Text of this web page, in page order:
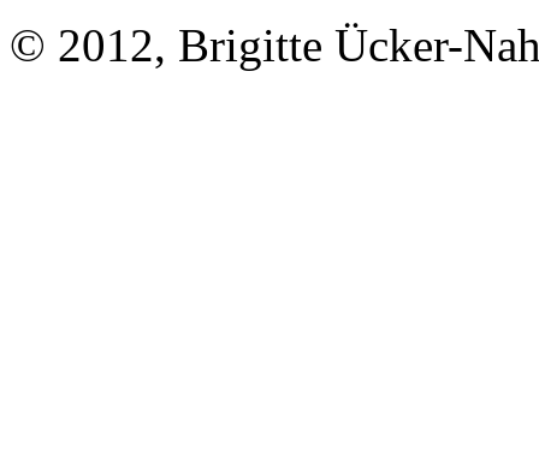
© 2012, Brigitte Ücker-